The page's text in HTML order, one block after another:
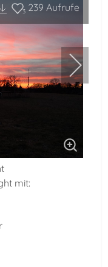
3 239 Aufrufe
mit: